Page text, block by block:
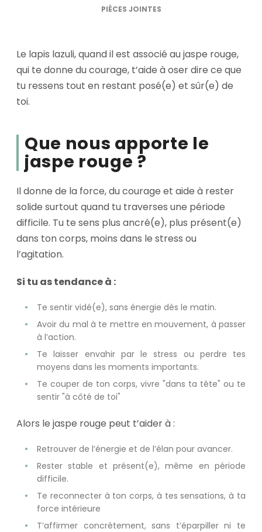
PIÈCES JOINTES
Le lapis lazuli, quand il est associé au jaspe rouge,
qui te donne du courage, t’aide à oser dire ce que
tu ressens tout en restant posé(e) et sûr(e) de
toi.
Que nous apporte le
jaspe rouge ?
Il donne de la force, du courage et aide à rester
solide surtout quand tu traverses une période
difficile. Tu te sens plus ancré(e), plus présent(e)
dans ton corps, moins dans le stress ou
l’agitation.
Si tu as tendance à :
Te sentir vidé(e), sans énergie dès le matin.
Avoir du mal à te mettre en mouvement, à passer
à l’action.
Te laisser envahir par le stress ou perdre tes
moyens dans les moments importants.
Te couper de ton corps, vivre "dans ta tête" ou te
sentir "à côté de toi"
Alors le jaspe rouge peut t’aider à :
Retrouver de l’énergie et de l’élan pour avancer.
Rester stable et présent(e), même en période
difficile.
Te reconnecter à ton corps, à tes sensations, à ta
force intérieure
T’affirmer concrètement, sans t’éparpiller ni te